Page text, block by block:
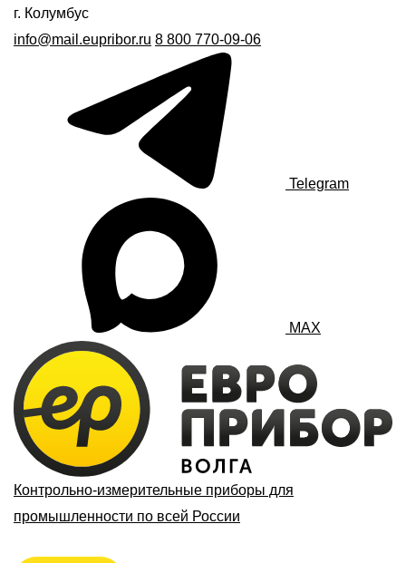
г. Колумбус
info@mail.eupribor.ru 8 800 770-09-06
Telegram
MAX
Контрольно-измерительные приборы для
промышленности по всей России